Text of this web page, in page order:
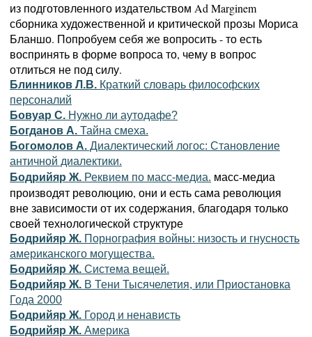
из подготовленного издательством Ad Marginem
сборника художественной и критической прозы Мориса
Бланшо. Попробуем себя же вопросить - то есть
воспринять в форме вопроса то, чему в вопрос
отлиться не под силу.
Блинников Л.В. Краткий словарь философских
персоналий
Бовуар С. Нужно ли аутодафе?
Богданов А. Тайна смеха.
Богомолов А. Диалектический логос: Становление
античной диалектики.
Бодрийяр Ж. Реквием по масс-медиа. масс-медиа
производят революцию, они и есть сама революция
вне зависимости от их содержания, благодаря только
своей технологической структуре
Бодрийяр Ж. Порнография войны: низость и гнусность
американского могущества.
Бодрийяр Ж. Система вещей.
Бодрийяр Ж. В Тени Тысячелетия, или Приостановка
Года 2000
Бодрийяр Ж. Город и ненависть
Бодрийяр Ж. Америка